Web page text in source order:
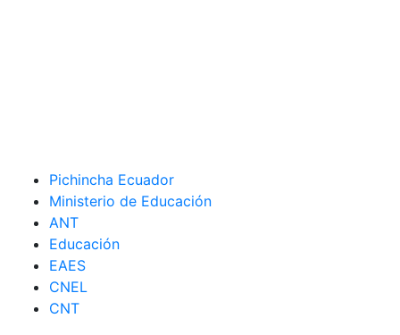
Pichincha Ecuador
Ministerio de Educación
ANT
Educación
EAES
CNEL
CNT